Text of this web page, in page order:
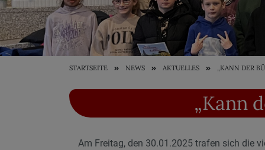
STARTSEITE NEWS AKTUELLES „KANN DER
„Kann
Am Freitag, den 30.01.2025 trafen sich die